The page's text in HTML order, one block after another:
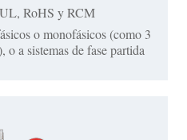
RoHS y RCM
o monofásicos (como 3
o a sistemas de fase partida